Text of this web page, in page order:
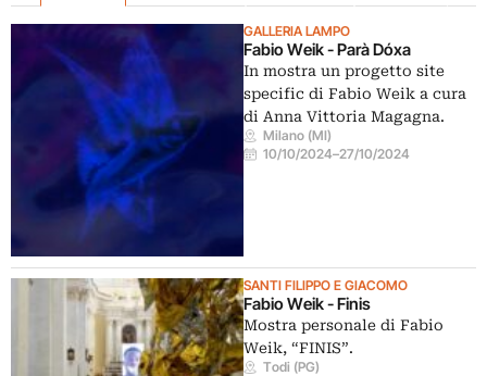
GALLERIA LAMPO
Fabio Weik - Parà Dóxa
In mostra un progetto site
specific di Fabio Weik a cura
di Anna Vittoria Magagna.
Milano (MI)
10/10/2024–27/10/2024
SANTI FILIPPO E GIACOMO
Fabio Weik - Finis
Mostra personale di Fabio
Weik, “FINIS”.
Todi (PG)